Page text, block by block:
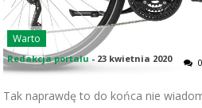
Warto
Redakcja portalu - 23 kwietnia 2020 0
Tak naprawdę to do końca nie